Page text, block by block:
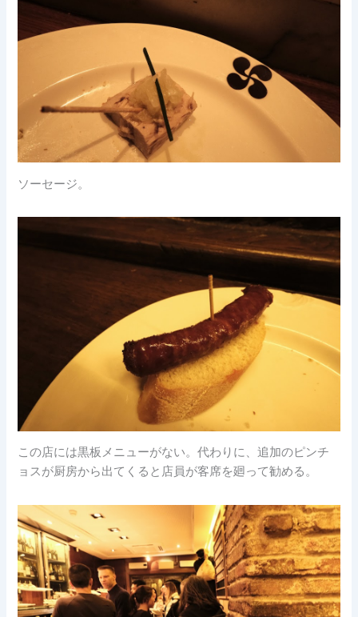
ソーセージ。
この店には黒板メニューがない。代わりに、追加のピンチ
ョスが厨房から出てくると店員が客席を廻って勧める。